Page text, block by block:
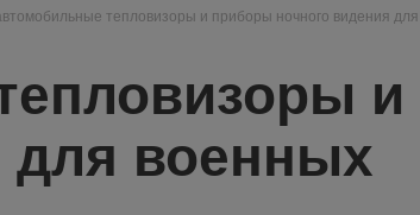
тепловизоры и приборы ночного видения
и
для военных